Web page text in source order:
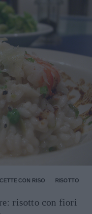
CON RISO RISOTTO
risotto con fiori